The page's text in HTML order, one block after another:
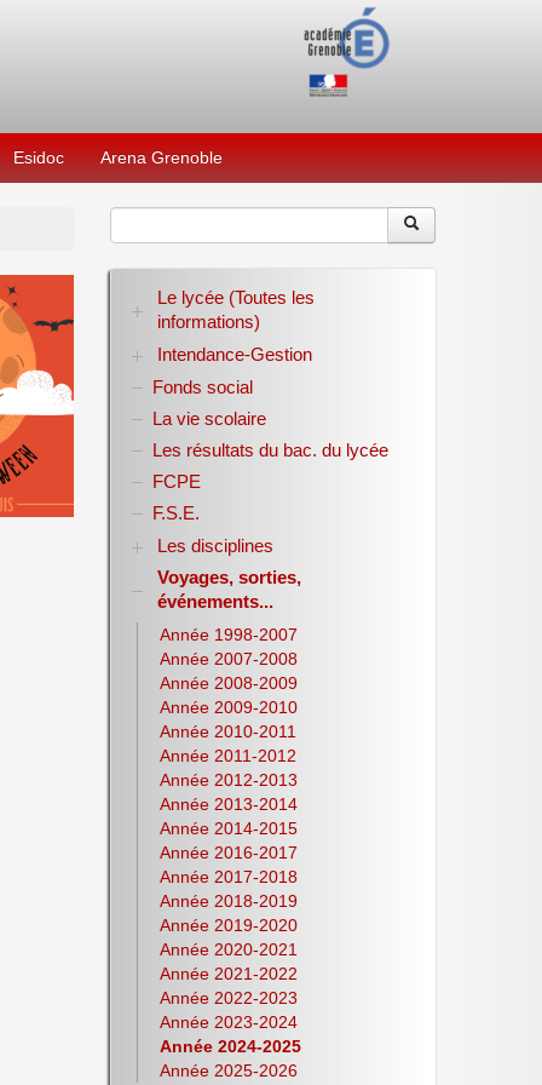
Esidoc Arena Grenoble
Le lycée (Toutes les
informations)
RENTREE 2026-2027
Stage des élèves de seconde
Intendance-Gestion
Restauration scolaire
Bourses nationales
Année scolaire 2017-2018
Année scolaire 2018-2019
Année scolaire 2019-2020
Fonds social
La vie scolaire
Les résultats du bac. du lycée
FCPE
F.S.E.
Les disciplines
Allemand
Anglais
Sciences Economiques et Sociales
E.P.S.
Espagnol
Histoire-Géographie
Italien
Lettres
Latin
Mathématiques
NSI
Philosophie
Pix
Physique-Chimie
Notices d’utilisation de
logiciels
Olympiades nationales de la
chimie
S.T.M.G.
S.N.T.
S.V.T
Voyages, sorties,
événements...
Année 1998-2007
Année 2007-2008
Année 2008-2009
Année 2009-2010
Année 2010-2011
Année 2011-2012
Année 2012-2013
Année 2013-2014
Année 2014-2015
Année 2016-2017
Année 2017-2018
Année 2018-2019
Année 2019-2020
Année 2020-2021
Année 2021-2022
Année 2022-2023
Année 2023-2024
Année 2024-2025
Année 2025-2026